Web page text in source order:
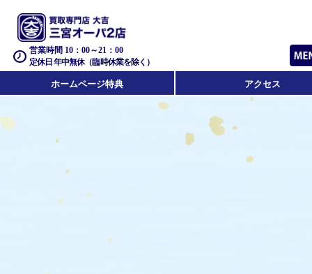
営業時間 10：00～21：00
定休日 年中無休（臨時休業を除く）
ホームページ特典 アクセス